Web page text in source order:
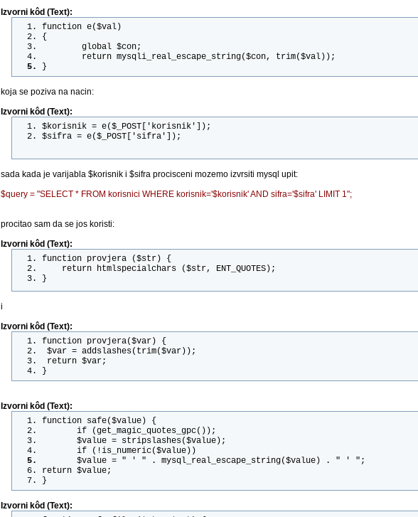
Izvorni kôd (Text):
function e($val)
{
global $con;
return mysqli_real_escape_string($con, trim($val));
}
koja se poziva na nacin:
Izvorni kôd (Text):
$korisnik = e($_POST['korisnik']);
$sifra = e($_POST['sifra']);
sada kada je varijabla $korisnik i $sifra procisceni mozemo izvrsiti mysql upit:
$query = "SELECT * FROM korisnici WHERE korisnik='$korisnik' AND sifra='$sifra' LIMIT 1";
procitao sam da se jos koristi:
Izvorni kôd (Text):
function provjera ($str) {
return htmlspecialchars ($str, ENT_QUOTES);
}
i
Izvorni kôd (Text):
function provjera($var) {
$var = addslashes(trim($var));
return $var;
}
Izvorni kôd (Text):
function safe($value) {
if (get_magic_quotes_gpc());
$value = stripslashes($value);
if (!is_numeric($value))
$value = " ' " . mysql_real_escape_string($value) . " ' ";
return $value;
}
Izvorni kôd (Text):